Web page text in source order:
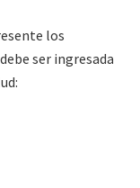
los
debe ser ingresada